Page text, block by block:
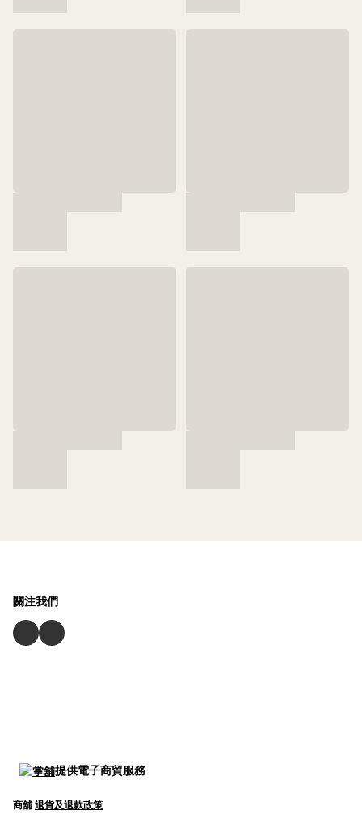
關注我們
提供電子商貿服務
商舖 退貨及退款政策